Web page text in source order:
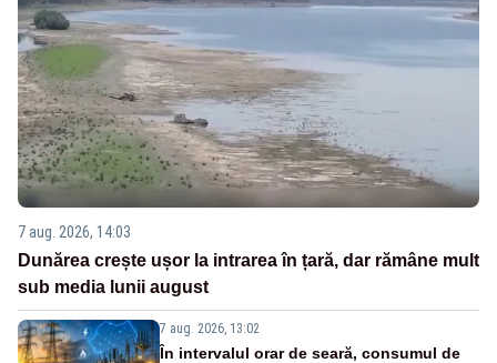
7 aug. 2026, 14:03
Dunărea crește ușor la intrarea în țară, dar rămâne mult
sub media lunii august
7 aug. 2026, 13:02
În intervalul orar de seară, consumul de